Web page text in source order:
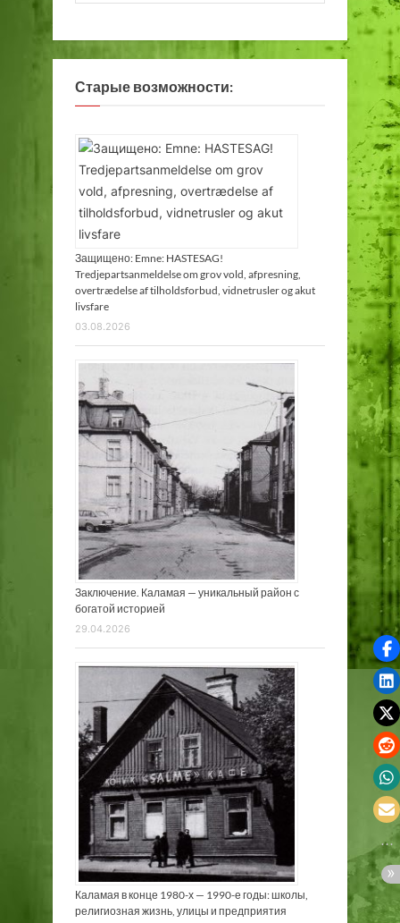
Старые возможности:
Защищено: Emne: HASTESAG!
Tredjepartsanmeldelse om grov vold, afpresning,
overtrædelse af tilholdsforbud, vidnetrusler og akut
livsfare
03.08.2026
Заключение. Каламая — уникальный район с
богатой историей
29.04.2026
Каламая в конце 1980-х — 1990-е годы: школы,
религиозная жизнь, улицы и предприятия